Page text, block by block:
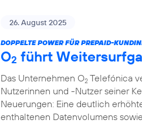
26. August 2025
DOPPELTE POWER FÜR PREPAID-
O2 führt
Das Unternehmen O2 Telefónica
Nutzerinnen und -Nutzer seiner
Neuerungen: Eine deutlich
enthaltenen Datenvolumens